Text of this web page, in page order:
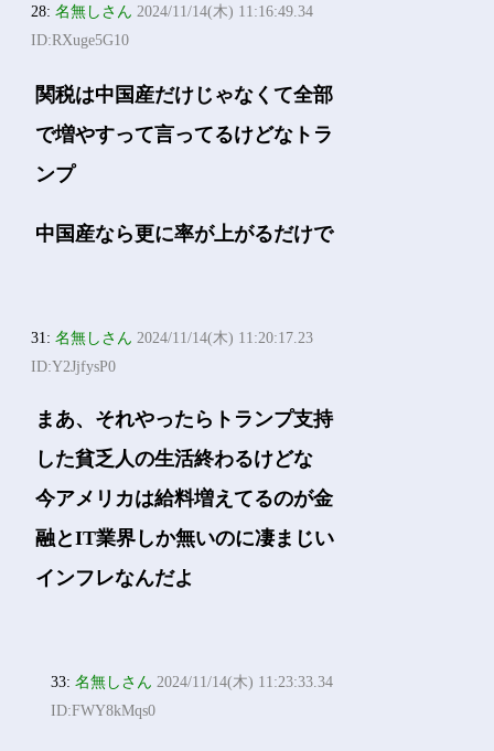
28:名無しさん 2024/11/14(木) 11:16:49.34
ID:RXuge5G10
関税は中国産だけじゃなくて全部
で増やすって言ってるけどなトラ
ンプ
中国産なら更に率が上がるだけで
31:名無しさん 2024/11/14(木) 11:20:17.23
ID:Y2JjfysP0
まあ、それやったらトランプ支持
した貧乏人の生活終わるけどな
今アメリカは給料増えてるのが金
融とIT業界しか無いのに凄まじい
インフレなんだよ
33:名無しさん 2024/11/14(木) 11:23:33.34
ID:FWY8kMqs0